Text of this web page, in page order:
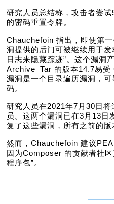
研究人员总结称，攻击者尝
的密码重置令牌。
Chauchefoin 指出，即使第
洞提供的后门可被继续用于
日志来隐藏踪迹”。这个漏洞
Archive_Tar 的版本14.7易
漏洞是一个目录遍历漏洞，
码。
研究人员在2021年7月30日
员。这两个漏洞已在3月13
复了这些漏洞，所有之前的版
然而，Chauchefoin 建议
因为Composer 的贡献者社
程序包”。